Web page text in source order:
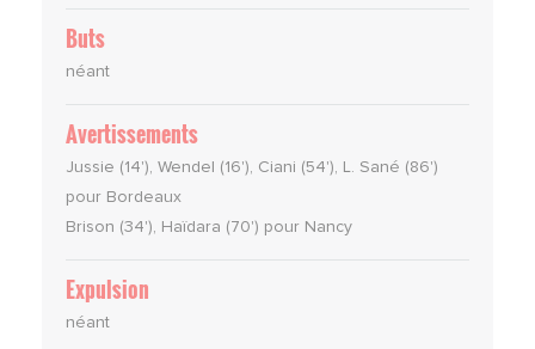
Buts
néant
Avertissements
Jussie (14'), Wendel (16'), Ciani (54'), L. Sané (86')
pour Bordeaux
Brison (34'), Haïdara (70') pour Nancy
Expulsion
néant